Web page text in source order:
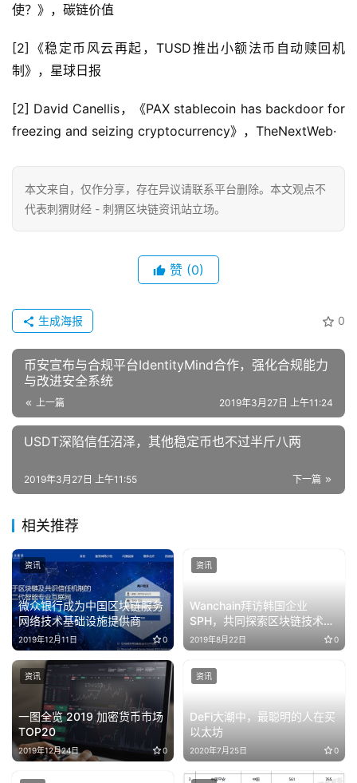
使？》，碳链价值
[2]《稳定币风云再起，TUSD推出小额法币自动赎回机
制》，星球日报
[2] David Canellis，《PAX stablecoin has backdoor for
freezing and seizing cryptocurrency》，TheNextWeb·
本文来自 ，仅作分享，存在异议请联系平台删除。本文观点不
代表刺猬财经 - 刺猬区块链资讯站立场。
赞 (0)
0
生成海报
币安宣布与合规平台IdentityMind合作，强化合规能力
与改进安全系统
上一篇 2019年3月27日 上午11:24
USDT深陷信任沼泽，其他稳定币也不过半斤八两
下一篇
2019年3月27日 上午11:55
相关推荐
微众银行成为中国区块链服务
网络技术基础设施提供商
2019年12月11日 0
资讯
Wanchain拜访韩国企业
SPH，共同探索区块链技术为
韩国实体经济赋能
2019年8月22日 0
资讯
一图全览 2019 加密货币市场
TOP20
2019年12月24日 0
资讯
DeFi大潮中，最聪明的人在买
以太坊
2020年7月25日 0
资讯